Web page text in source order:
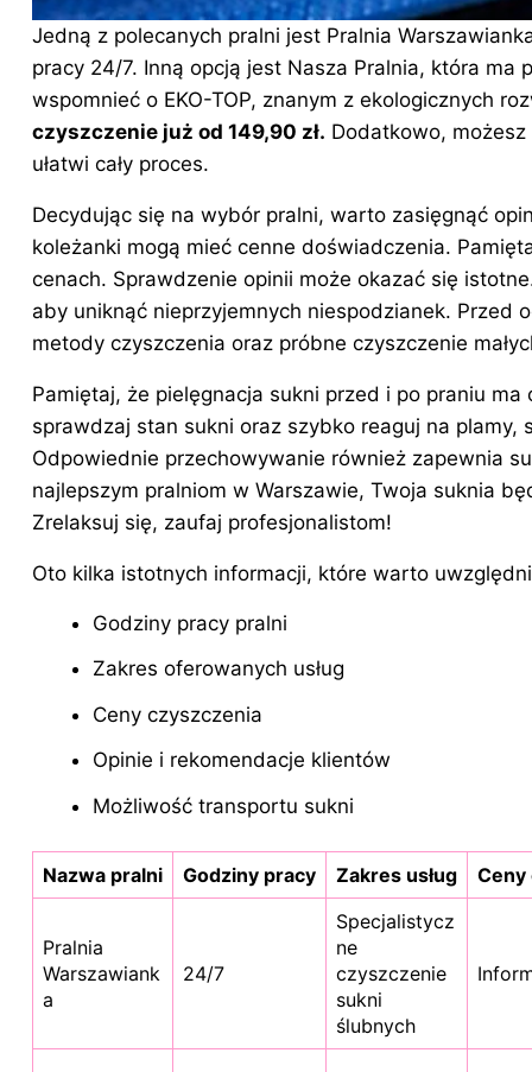
Jedną z polecanych pralni jest Pralnia
pracy 24/7. Inną opcją jest Nasza Pralnia, która ma
wspomnieć o EKO-TOP, znanym z ekologicznych
czyszczenie już od 149,90 zł. Dodatkowo,
ułatwi cały proces.
Decydując się na wybór pralni, warto zasięgnąć
koleżanki mogą mieć cenne doświadczenia.
cenach. Sprawdzenie opinii może okazać się
aby uniknąć nieprzyjemnych niespodzianek. Przed
metody czyszczenia oraz próbne czyszczenie
Pamiętaj, że pielęgnacja sukni przed i po praniu ma
sprawdzaj stan sukni oraz szybko reaguj na plamy,
Odpowiednie przechowywanie również zapewnia
najlepszym pralniom w Warszawie, Twoja suknia
Zrelaksuj się, zaufaj profesjonalistom!
Oto kilka istotnych informacji, które warto
Godziny pracy pralni
Zakres oferowanych usług
Ceny czyszczenia
Opinie i rekomendacje klientów
Możliwość transportu sukni
Nazwa pralni Godziny pracy Zakres usług Ceny
Pralnia
Warszawiank
a
24/7
Specjalistycz
ne
czyszczenie
sukni
ślubnych